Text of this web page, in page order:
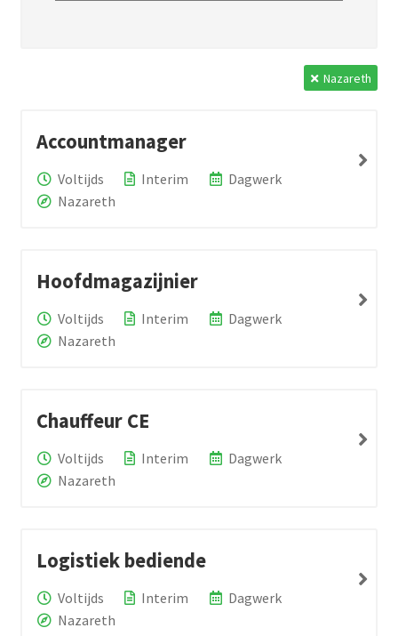
Nazareth
Accountmanager
Voltijds Interim
Dagwerk
Nazareth
Hoofdmagazijnier
Voltijds Interim
Dagwerk
Nazareth
Chauffeur CE
Voltijds Interim
Dagwerk
Nazareth
Logistiek bediende
Voltijds Interim
Dagwerk
Nazareth